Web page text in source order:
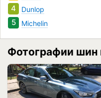
4 Dunlop
5 Michelin
Фотографии шин